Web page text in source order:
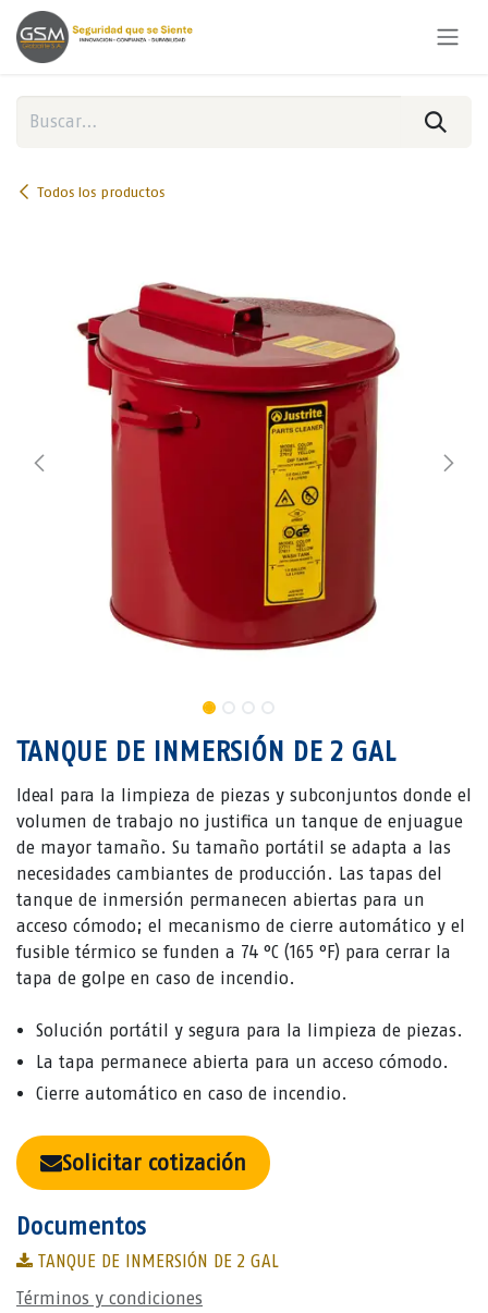
Ir al contenido
Todos los productos
TANQUE DE INMERSIÓN DE 2 GAL
Ideal para la limpieza de piezas y subconjuntos donde el
volumen de trabajo no justifica un tanque de enjuague
de mayor tamaño. Su tamaño portátil se adapta a las
necesidades cambiantes de producción. Las tapas del
tanque de inmersión permanecen abiertas para un
acceso cómodo; el mecanismo de cierre automático y el
fusible térmico se funden a 74 °C (165 °F) para cerrar la
tapa de golpe en caso de incendio.
Solución portátil y segura para la limpieza de piezas.
La tapa permanece abierta para un acceso cómodo.
Cierre automático en caso de incendio.
Solicitar cotización
Documentos
TANQUE DE INMERSIÓN DE 2 GAL
Términos y condiciones